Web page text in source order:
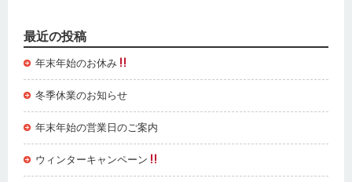
最近の投稿
年末年始のお休み
冬季休業のお知らせ
年末年始の営業日のご案内
ウィンターキャンペーン